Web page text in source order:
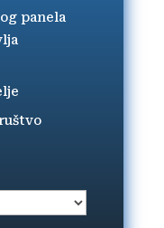
panela